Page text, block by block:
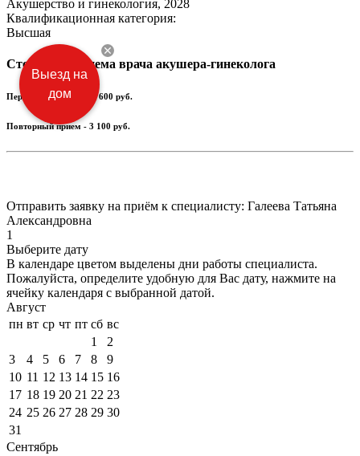
Акушерство и гинекология, 2028
Квалификационная категория:
Высшая
Стоимость приема врача акушера-гинеколога
Первичный прием - 3 600 руб.
Повторный прием - 3 100 руб.
Отправить заявку на приём к специалисту: Галеева Татьяна
Александровна
1
Выберите дату
В календаре цветом выделены дни работы специалиста.
Пожалуйста, определите удобную для Вас дату, нажмите на
ячейку календаря с выбранной датой.
Август
пн вт ср чт пт сб вс
1
2
3
4 5 6 7 8
9
10 11 12 13 14 15 16
17 18 19 20 21 22 23
24 25 26 27 28 29 30
31
Сентябрь
Выезд на
дом